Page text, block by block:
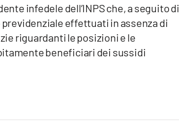
infedele dell’INPS che, a seguito di
effettuati in assenza di
riguardanti le posizioni e le
beneficiari dei sussidi